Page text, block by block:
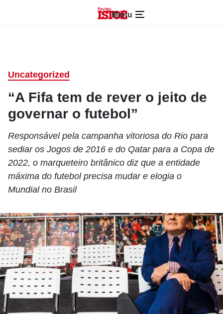
Menu
Uncategorized
“A Fifa tem de rever o jeito de
governar o futebol”
Responsável pela campanha vitoriosa do Rio para
sediar os Jogos de 2016 e do Qatar para a Copa de
2022, o marqueteiro britânico diz que a entidade
máxima do futebol precisa mudar e elogia o
Mundial no Brasil